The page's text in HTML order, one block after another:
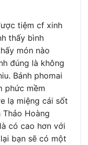
tiệm cf xinh
thấy bình
món nào
đúng là không
Bánh phomai
phức mềm
lạ miệng cái sốt
Thảo Hoàng
có cao hơn với
bạn sẽ có một